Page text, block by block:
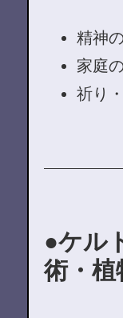
精神
家庭
祈り
ケル
術・植